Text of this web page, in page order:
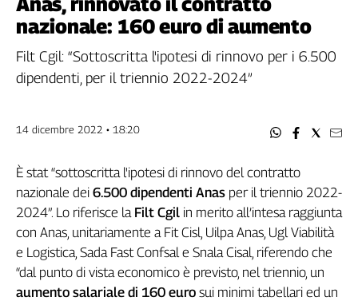
Filcams
Filctem
Fillea
Filt
Flai
Fp
Nidil
Slc
Spi
Inca
Caaf
nazionale: 160 euro di aumento
Filt Cgil: “Sottoscritta l'ipotesi di rinnovo per i 6.500
dipendenti, per il triennio 2022-2024”
14 dicembre 2022 • 18:20
È stat “sottoscritta l'ipotesi di rinnovo del contratto
nazionale dei 6.500 dipendenti Anas per il triennio 2022-
2024”. Lo riferisce la Filt Cgil in merito all’intesa raggiunta
con Anas, unitariamente a Fit Cisl, Uilpa Anas, Ugl Viabilità
e Logistica, Sada Fast Confsal e Snala Cisal, riferendo che
“dal punto di vista economico è previsto, nel triennio, un
aumento salariale di 160 euro sui minimi tabellari ed un